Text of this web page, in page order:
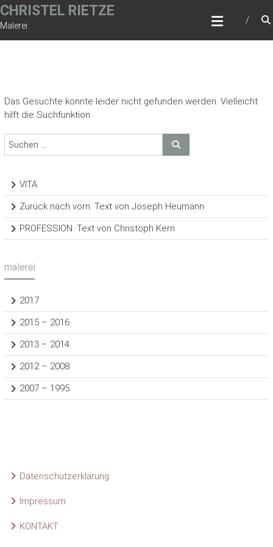
Zum
Inhalt
CHRISTEL RIETZE
Malerei
Das Gesuchte konnte leider nicht gefunden werden. Vielleicht
hilft die Suchfunktion.
VITA
Zurück nach vorn. Text von Joseph Heumann
PROFESSION. Text von Christoph Kern
malerei
2017
2015 – 2016
2013 – 2014
2012 – 2008
2007 – 1995
Datenschutzerklärung
Impressum
KONTAKT